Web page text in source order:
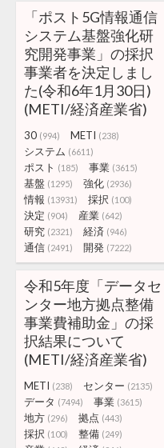
「ポスト5G情報通信
システム基盤強化研
究開発事業」の採択
事業者を決定しまし
た(令和6年1月30日)
(METI/経済産業省)
30 (994) METI (238)
システム (6611)
ポスト (185) 事業 (3615)
基盤 (1295) 強化 (2936)
情報 (13931) 採択 (100)
決定 (904) 産業 (642)
研究 (2321) 経済 (946)
通信 (2491) 開発 (7222)
令和5年度「データセ
ンター地方拠点整備
事業費補助金」の採
択結果について
(METI/経済産業省)
METI (238) センター (2135)
データ (7494) 事業 (3615)
地方 (296) 拠点 (443)
採択 (100) 整備 (249)